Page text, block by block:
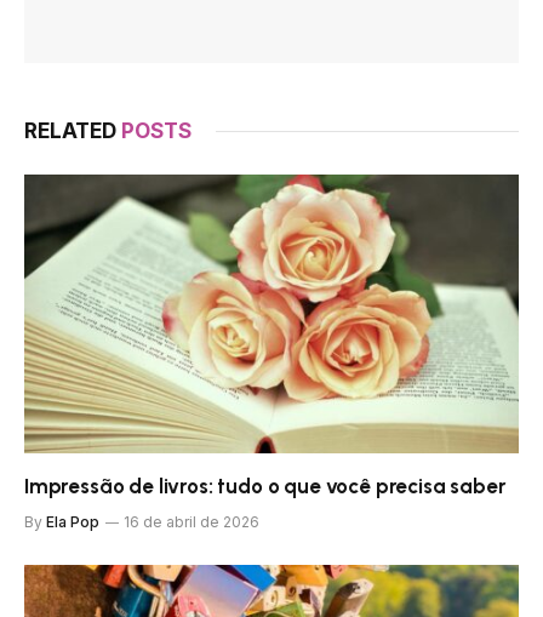
RELATED POSTS
Impressão de livros: tudo o que você precisa saber
By Ela Pop 16 de abril de 2026